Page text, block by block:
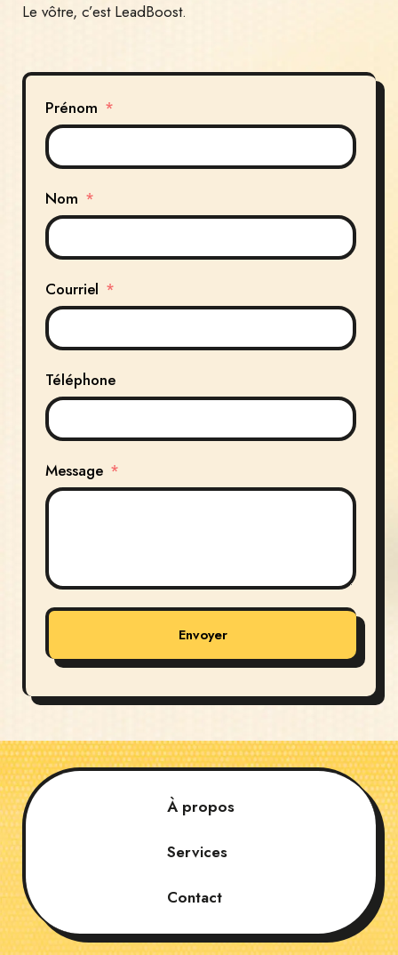
Le vôtre, c’est LeadBoost.
Prénom
Nom
Courriel
Téléphone
Message
Envoyer
À propos
Services
Contact